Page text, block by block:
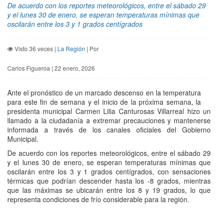
De acuerdo con los reportes meteorológicos, entre el sábado 29
y el lunes 30 de enero, se esperan temperaturas mínimas que
oscilarán entre los 3 y 1 grados centígrados
Visto 36 veces | La Región | Por
Carlos Figueroa | 22 enero, 2026
Ante el pronóstico de un marcado descenso en la temperatura
para este fin de semana y el inicio de la próxima semana, la
presidenta municipal Carmen Lilia Canturosas Villarreal hizo un
llamado a la ciudadanía a extremar precauciones y mantenerse
informada a través de los canales oficiales del Gobierno
Municipal.
De acuerdo con los reportes meteorológicos, entre el sábado 29
y el lunes 30 de enero, se esperan temperaturas mínimas que
oscilarán entre los 3 y 1 grados centígrados, con sensaciones
térmicas que podrían descender hasta los -8 grados, mientras
que las máximas se ubicarán entre los 8 y 19 grados, lo que
representa condiciones de frío considerable para la región.